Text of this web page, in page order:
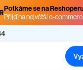
Potkáme se na Reshoperu
Přijď na největší e-